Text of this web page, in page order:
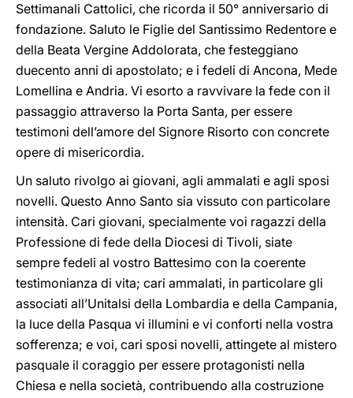
Settimanali Cattolici, che ricorda il 50° anniversario di
fondazione. Saluto le Figlie del Santissimo Redentore e
della Beata Vergine Addolorata, che festeggiano
duecento anni di apostolato; e i fedeli di Ancona, Mede
Lomellina e Andria. Vi esorto a ravvivare la fede con il
passaggio attraverso la Porta Santa, per essere
testimoni dell’amore del Signore Risorto con concrete
opere di misericordia.
Un saluto rivolgo ai giovani, agli ammalati e agli sposi
novelli. Questo Anno Santo sia vissuto con particolare
intensità. Cari giovani, specialmente voi ragazzi della
Professione di fede della Diocesi di Tivoli, siate
sempre fedeli al vostro Battesimo con la coerente
testimonianza di vita; cari ammalati, in particolare gli
associati all’Unitalsi della Lombardia e della Campania,
la luce della Pasqua vi illumini e vi conforti nella vostra
sofferenza; e voi, cari sposi novelli, attingete al mistero
pasquale il coraggio per essere protagonisti nella
Chiesa e nella società, contribuendo alla costruzione